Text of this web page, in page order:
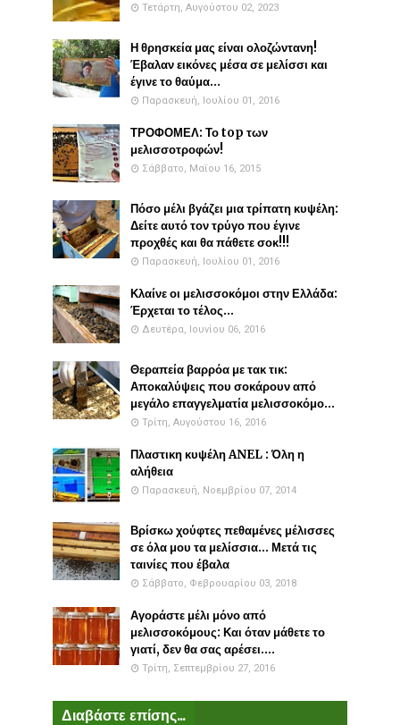
Τετάρτη, Αυγούστου 02, 2023
Η θρησκεία μας είναι ολοζώντανη!
Έβαλαν εικόνες μέσα σε μελίσσι και
έγινε το θαύμα...
Παρασκευή, Ιουλίου 01, 2016
ΤΡΟΦΟΜΕΛ: Το top των
μελισσοτροφών!
Σάββατο, Μαΐου 16, 2015
Πόσο μέλι βγάζει μια τρίπατη κυψέλη:
Δείτε αυτό τον τρύγο που έγινε
προχθές και θα πάθετε σοκ!!!
Παρασκευή, Ιουλίου 01, 2016
Κλαίνε οι μελισσοκόμοι στην Ελλάδα:
Έρχεται το τέλος...
Δευτέρα, Ιουνίου 06, 2016
Θεραπεία βαρρόα με τακ τικ:
Αποκαλύψεις που σοκάρουν από
μεγάλο επαγγελματία μελισσοκόμο...
Τρίτη, Αυγούστου 16, 2016
Πλαστικη κυψέλη ANEL : Όλη η
αλήθεια
Παρασκευή, Νοεμβρίου 07, 2014
Βρίσκω χούφτες πεθαμένες μέλισσες
σε όλα μου τα μελίσσια... Μετά τις
ταινίες που έβαλα
Σάββατο, Φεβρουαρίου 03, 2018
Αγοράστε μέλι μόνο από
μελισσοκόμους: Και όταν μάθετε το
γιατί, δεν θα σας αρέσει....
Τρίτη, Σεπτεμβρίου 27, 2016
Διαβάστε επίσης...